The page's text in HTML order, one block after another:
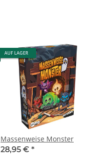
AUF LAGER
Massenweise Monster
28,95 € *